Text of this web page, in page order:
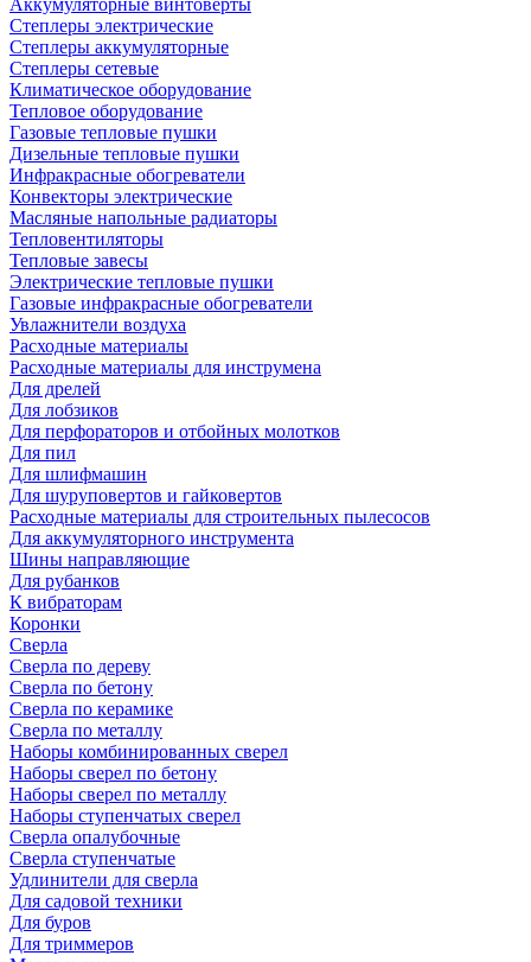
Аккумуляторные винтоверты
Степлеры электрические
Степлеры аккумуляторные
Степлеры сетевые
Климатическое оборудование
Тепловое оборудование
Газовые тепловые пушки
Дизельные тепловые пушки
Инфракрасные обогреватели
Конвекторы электрические
Масляные напольные радиаторы
Тепловентиляторы
Тепловые завесы
Электрические тепловые пушки
Газовые инфракрасные обогреватели
Увлажнители воздуха
Расходные материалы
Расходные материалы для инструмена
Для дрелей
Для лобзиков
Для перфораторов и отбойных молотков
Для пил
Для шлифмашин
Для шуруповертов и гайковертов
Расходные материалы для строительных пылесосов
Для аккумуляторного инструмента
Шины направляющие
Для рубанков
К вибраторам
Коронки
Сверла
Сверла по дереву
Сверла по бетону
Сверла по керамике
Сверла по металлу
Наборы комбинированных сверел
Наборы сверел по бетону
Наборы сверел по металлу
Наборы ступенчатых сверел
Сверла опалубочные
Сверла ступенчатые
Удлинители для сверла
Для садовой техники
Для буров
Для триммеров